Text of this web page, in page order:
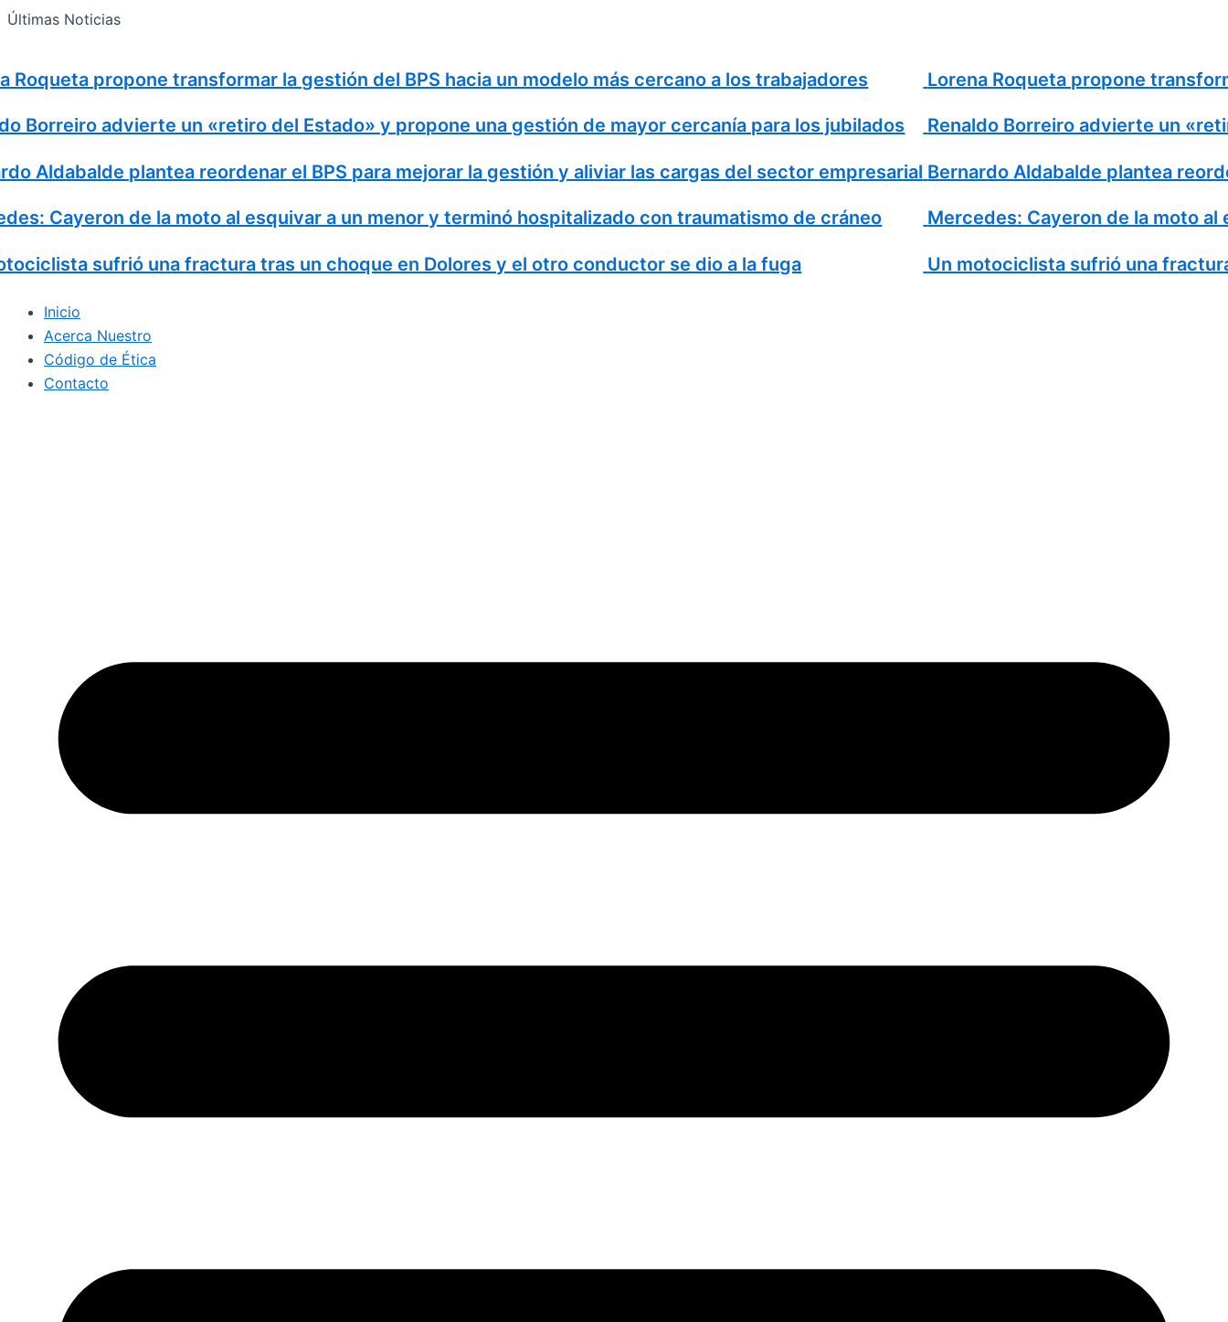
Ir
Últimas Noticias
Roqueta propone transformar la gestión del BPS hacia un modelo más cercano a los trabajadores
Borreiro advierte un «retiro del Estado» y propone una gestión de mayor cercanía para los jubilados
Aldabalde plantea reordenar el BPS para mejorar la gestión y aliviar las cargas del sector empresarial
Cayeron de la moto al esquivar a un menor y terminó hospitalizado con traumatismo de cráneo
sufrió una fractura tras un choque en Dolores y el otro conductor se dio a la fuga
Lorena Roqueta propone
Renaldo Borreiro advierte un
Bernardo Aldabalde plantea
Mercedes: Cayeron de la moto al
Un motociclista sufrió una
Inicio
Acerca Nuestro
Código de Ética
Contacto
Search